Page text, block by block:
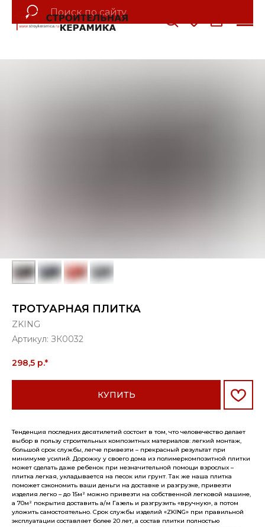
ТРОТУАРНАЯ ПЛИТКА
ZKING
Артикул: ЗК0032
298,5 р.*
КУПИТЬ
Тенденция последних десятилетий состоит в том, что человечество делает
выбор в пользу строительных композитных материалов: легкий монтаж,
большой срок службы, легче привезти – прекрасный результат при
минимуме усилий. Дорожку у своего дома из полимеркомпозитной плитки
может сделать даже ребенок при незначительной помощи взрослых –
плитка легкая, укладывается на песок или грунт. Так же наша плитка
поможет сэкономить ваши деньги на доставке и разгрузке, привезти
изделия легко – до 15м² можно привезти на собственной легковой машине,
а 70м² покрытия доставить а/м Газель и разгрузить «вручную», а потом
уложить самостоятельно. Срок службы изделий «ZKING» при правильной
эксплуатации составляет более 20 лет, а состав плитки полностью